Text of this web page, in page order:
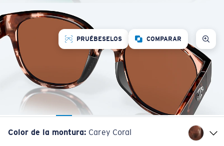
PRUÉBESELOS COMPARAR
Color de la montura: Carey Coral